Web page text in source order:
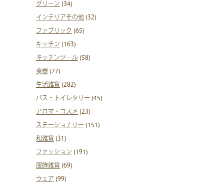
グリーン (34)
インテリアその他 (32)
ファブリック (65)
キッチン (163)
キッチンツール (58)
食器 (77)
生活雑貨 (282)
バス・トイレタリー (45)
アロマ・コスメ (23)
ステーショナリー (151)
和雑貨 (31)
ファッション (191)
服飾雑貨 (69)
ウェア (99)